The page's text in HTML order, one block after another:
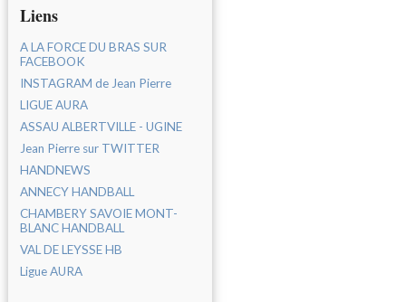
Liens
A LA FORCE DU BRAS SUR
FACEBOOK
INSTAGRAM de Jean Pierre
LIGUE AURA
ASSAU ALBERTVILLE - UGINE
Jean Pierre sur TWITTER
HANDNEWS
ANNECY HANDBALL
CHAMBERY SAVOIE MONT-
BLANC HANDBALL
VAL DE LEYSSE HB
Ligue AURA